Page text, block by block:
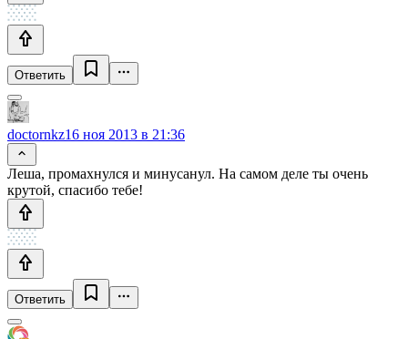
Ответить
doctornkz16 ноя 2013 в 21:36
Леша, промахнулся и минусанул. На самом деле ты очень
крутой, спасибо тебе!
Ответить